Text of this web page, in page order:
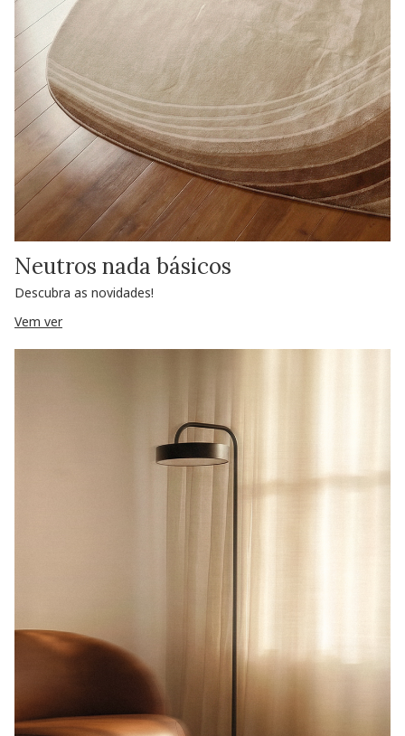
Neutros nada básicos
Descubra as novidades!
Vem ver